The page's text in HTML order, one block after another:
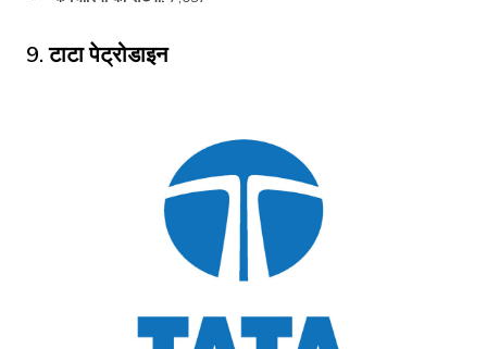
9. टाटा पेट्रोडाइन